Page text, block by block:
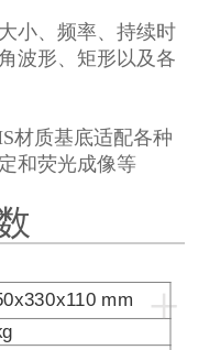
小、频率、持续时
波形、矩形以及各
材质基底适配各种
和荧光成像等
+
mm